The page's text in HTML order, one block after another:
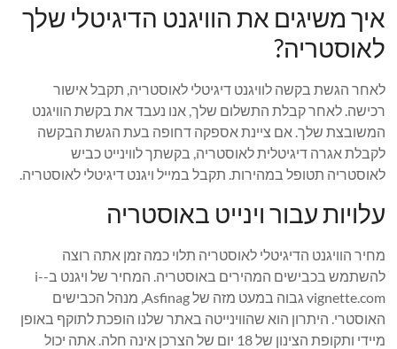
איך משיגים את הוויגנט הדיגיטלי שלך
לאוסטריה?
לאחר הגשת בקשה לוויגנט דיגיטלי לאוסטריה, תקבל אישור
רכישה. לאחר קבלת התשלום שלך, אנו נעבד את בקשת הוויגנט
המשובצת שלך. אם ציינת אספקה ​​דחופה בעת הגשת הבקשה
לקבלת אגרה דיגיטלית לאוסטריה, בקשתך לווינייט כביש
לאוסטריה תטופל במהירות. תקבל במייל ויגנט דיגיטלי לאוסטריה.
עלויות עבור וינייט באוסטריה
מחיר הוויגנט הדיגיטלי לאוסטריה תלוי כמה זמן אתה רוצה
להשתמש בכבישים המהירים באוסטריה. המחיר של ויגנט ב-i-
vignette.com גבוה במעט מזה של Asfinag, מנהל הכבישים
האוסטרי. היתרון הוא שהווינייטה באתר שלנו הופכת לתוקף באופן
מיידי ותקופת הצינון של 18 יום של הצרכן אינה חלה. אתה יכול